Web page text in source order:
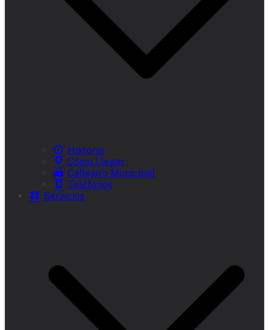
Historia
Cómo Llegar
Callejero Municipal
Teléfonos
Servicios